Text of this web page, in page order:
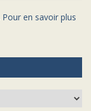
Pour en savoir plus